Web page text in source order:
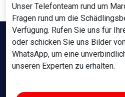
Unser Telefonteam rund um
Fragen rund um die
Verfügung. Rufen Sie uns für
oder schicken Sie uns Bilder
WhatsApp, um eine
unseren Experten zu erhalten.